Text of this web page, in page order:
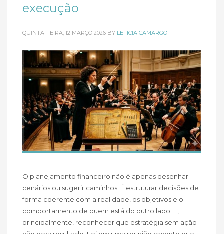
execução
QUINTA-FEIRA, 12 MARÇO 2026 BY LETICIA CAMARGO
O planejamento financeiro não é apenas desenhar
cenários ou sugerir caminhos. É estruturar decisões de
forma coerente com a realidade, os objetivos e o
comportamento de quem está do outro lado. E,
principalmente, reconhecer que estratégia sem ação